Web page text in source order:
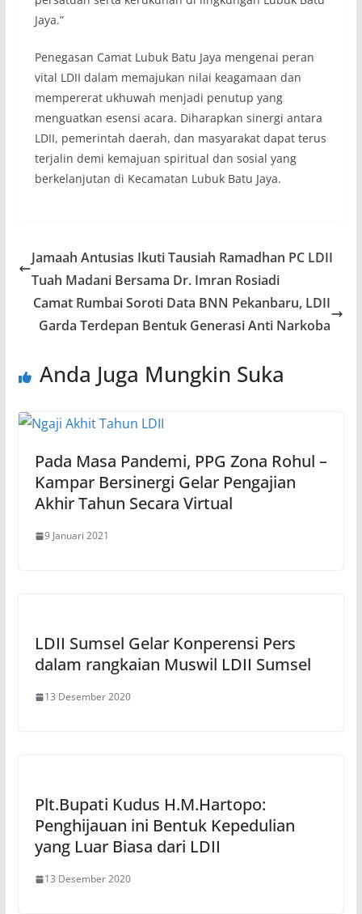
Jaya.”
Penegasan Camat Lubuk Batu Jaya mengenai peran
vital LDII dalam memajukan nilai keagamaan dan
mempererat ukhuwah menjadi penutup yang
menguatkan esensi acara. Diharapkan sinergi antara
LDII, pemerintah daerah, dan masyarakat dapat terus
terjalin demi kemajuan spiritual dan sosial yang
berkelanjutan di Kecamatan Lubuk Batu Jaya.
Jamaah Antusias Ikuti Tausiah Ramadhan PC LDII
Tuah Madani Bersama Dr. Imran Rosiadi
Camat Rumbai Soroti Data BNN Pekanbaru, LDII
Garda Terdepan Bentuk Generasi Anti Narkoba
Anda Juga Mungkin Suka
Pada Masa Pandemi, PPG Zona Rohul –
Kampar Bersinergi Gelar Pengajian
Akhir Tahun Secara Virtual
9 Januari 2021
LDII Sumsel Gelar Konperensi Pers
dalam rangkaian Muswil LDII Sumsel
13 Desember 2020
Plt.Bupati Kudus H.M.Hartopo:
Penghijauan ini Bentuk Kepedulian
yang Luar Biasa dari LDII
13 Desember 2020